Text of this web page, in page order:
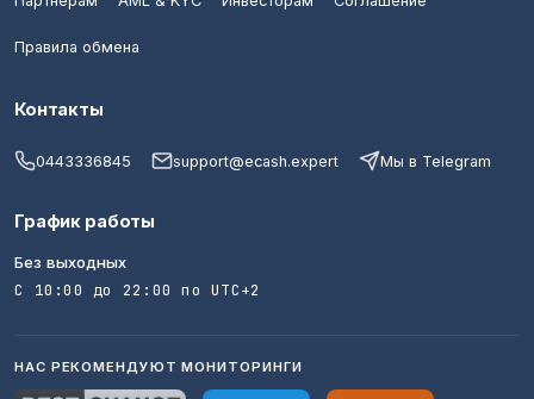
Правила обмена
Контакты
0443336845 support@ecash.expert Мы в Telegram
График работы
Без выходных
С 10:00 до 22:00 по UTC+2
НАС РЕКОМЕНДУЮТ МОНИТОРИНГИ